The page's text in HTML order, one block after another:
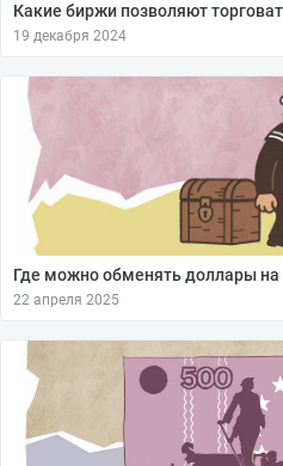
Какие биржи позволяют
19 декабря 2024
Где можно обменять доллары на
22 апреля 2025